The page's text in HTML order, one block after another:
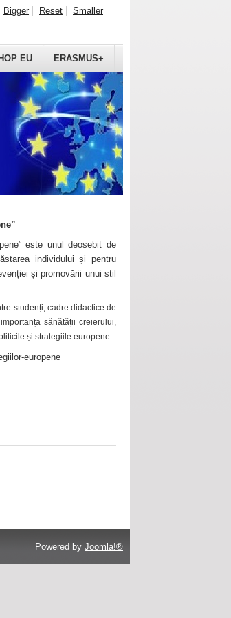
EU ERASMUS+
Bigger Reset Smaller
este unul deosebit de
individului și pentru
și promovării unui stil
studenți, cadre didactice de
sănătății creierului,
și strategiile europene.
europene
Powered by Joomla!®